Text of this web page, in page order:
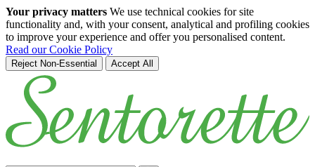
Your privacy matters We use technical cookies for site
functionality and, with your consent, analytical and profiling cookies
to improve your experience and offer you personalised content.
Read our Cookie Policy
Reject Non-Essential Accept All
Skip to main content